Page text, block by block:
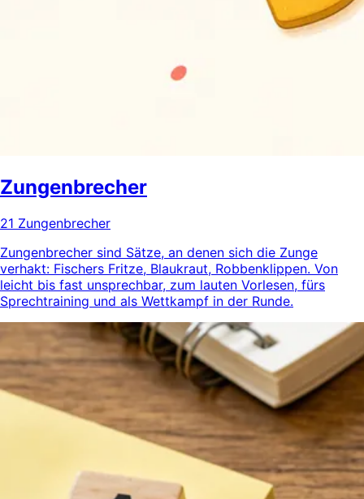
Zungenbrecher
21 Zungenbrecher
Zungenbrecher sind Sätze, an denen sich die Zunge
verhakt: Fischers Fritze, Blaukraut, Robbenklippen. Von
leicht bis fast unsprechbar, zum lauten Vorlesen, fürs
Sprechtraining und als Wettkampf in der Runde.